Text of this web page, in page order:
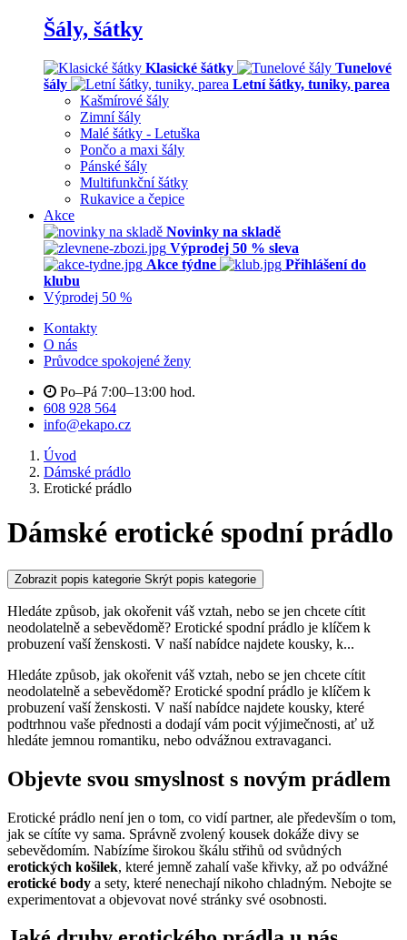
Šály, šátky
Klasické šátky
Tunelové
šály
Letní šátky, tuniky, parea
Kašmírové šály
Zimní šály
Malé šátky - Letuška
Pončo a maxi šály
Pánské šály
Multifunkční šátky
Rukavice a čepice
Akce
Novinky na skladě
Výprodej 50 % sleva
Akce týdne
Přihlášení do
klubu
Výprodej 50 %
Kontakty
O nás
Průvodce spokojené ženy
Po–Pá 7:00–13:00 hod.
608 928 564
info@ekapo.cz
Úvod
Dámské prádlo
Erotické prádlo
Dámské erotické spodní prádlo
Zobrazit popis kategorie Skrýt popis kategorie
Hledáte způsob, jak okořenit váš vztah, nebo se jen chcete cítit
neodolatelně a sebevědomě? Erotické spodní prádlo je klíčem k
probuzení vaší ženskosti. V naší nabídce najdete kousky, k...
Hledáte způsob, jak okořenit váš vztah, nebo se jen chcete cítit
neodolatelně a sebevědomě? Erotické spodní prádlo je klíčem k
probuzení vaší ženskosti. V naší nabídce najdete kousky, které
podtrhnou vaše přednosti a dodají vám pocit výjimečnosti, ať už
hledáte jemnou romantiku, nebo odvážnou extravaganci.
Objevte svou smyslnost s novým prádlem
Erotické prádlo není jen o tom, co vidí partner, ale především o tom,
jak se cítíte vy sama. Správně zvolený kousek dokáže divy se
sebevědomím. Nabízíme širokou škálu střihů od svůdných
erotických košilek, které jemně zahalí vaše křivky, až po odvážné
erotické body a sety, které nenechají nikoho chladným. Nebojte se
experimentovat a objevovat nové stránky své osobnosti.